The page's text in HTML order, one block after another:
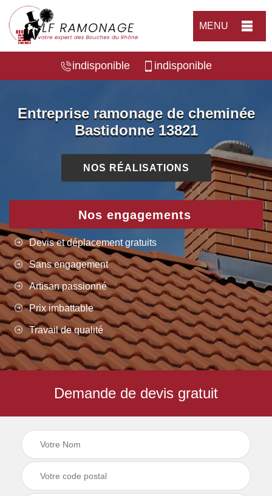
MENU
indisponible indisponible
Entreprise ramonage de cheminée
Bastidonne 13821
NOS RÉALISATIONS
Nos engagements
Devis et déplacement gratuits
Sans engagement
Artisan passionné
Prix imbattable
Travail de qualité
Demande de devis gratuit